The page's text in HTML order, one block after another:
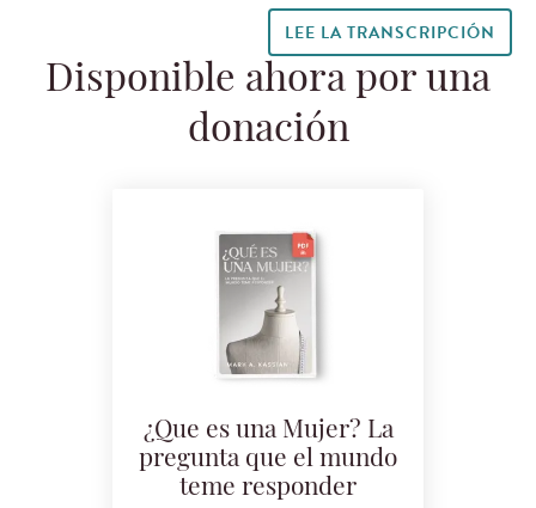
LEE LA TRANSCRIPCIÓN
Disponible ahora por una
donación
¿Que es una Mujer? La
pregunta que el mundo
teme responder